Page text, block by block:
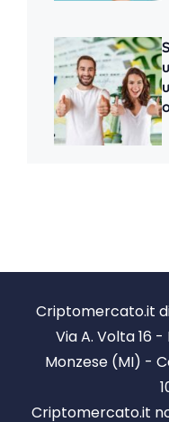
Criptomercato.it di
Via A. Volta 16
Monzese (MI) -
Criptomercato.it